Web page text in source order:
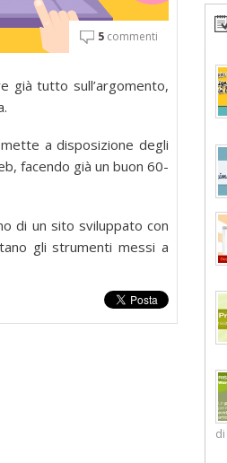
5commenti
già tutto sull’argomento,
a disposizione degli
facendo già un buon 60-
di un sito sviluppato con
gli strumenti messi a
di